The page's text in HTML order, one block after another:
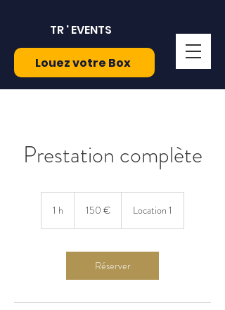
TR ' EVENTS
Louez votre Box
Prestation complète
1 h 150 € Location 1
Réserver